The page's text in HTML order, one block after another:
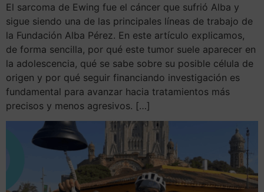
El sarcoma de Ewing fue el cáncer que sufrió Alba y
sigue siendo una de las principales líneas de trabajo de
la Fundación Alba Pérez. En este artículo explicamos,
de forma sencilla, por qué este tumor suele aparecer en
la adolescencia, qué se sabe sobre su posible célula de
origen y por qué seguir financiando investigación es
fundamental para avanzar hacia tratamientos más
precisos y menos agresivos. […]